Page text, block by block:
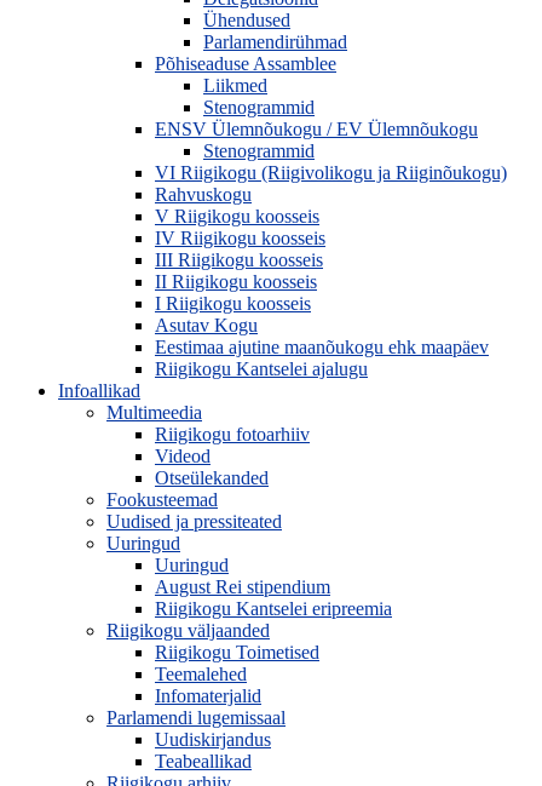
Ühendused
Parlamendirühmad
Põhiseaduse Assamblee
Liikmed
Stenogrammid
ENSV Ülemnõukogu / EV Ülemnõukogu
Stenogrammid
VI Riigikogu (Riigivolikogu ja Riiginõukogu)
Rahvuskogu
V Riigikogu koosseis
IV Riigikogu koosseis
III Riigikogu koosseis
II Riigikogu koosseis
I Riigikogu koosseis
Asutav Kogu
Eestimaa ajutine maanõukogu ehk maapäev
Riigikogu Kantselei ajalugu
Infoallikad
Multimeedia
Riigikogu fotoarhiiv
Videod
Otseülekanded
Fookusteemad
Uudised ja pressiteated
Uuringud
Uuringud
August Rei stipendium
Riigikogu Kantselei eripreemia
Riigikogu väljaanded
Riigikogu Toimetised
Teemalehed
Infomaterjalid
Parlamendi lugemissaal
Uudiskirjandus
Teabeallikad